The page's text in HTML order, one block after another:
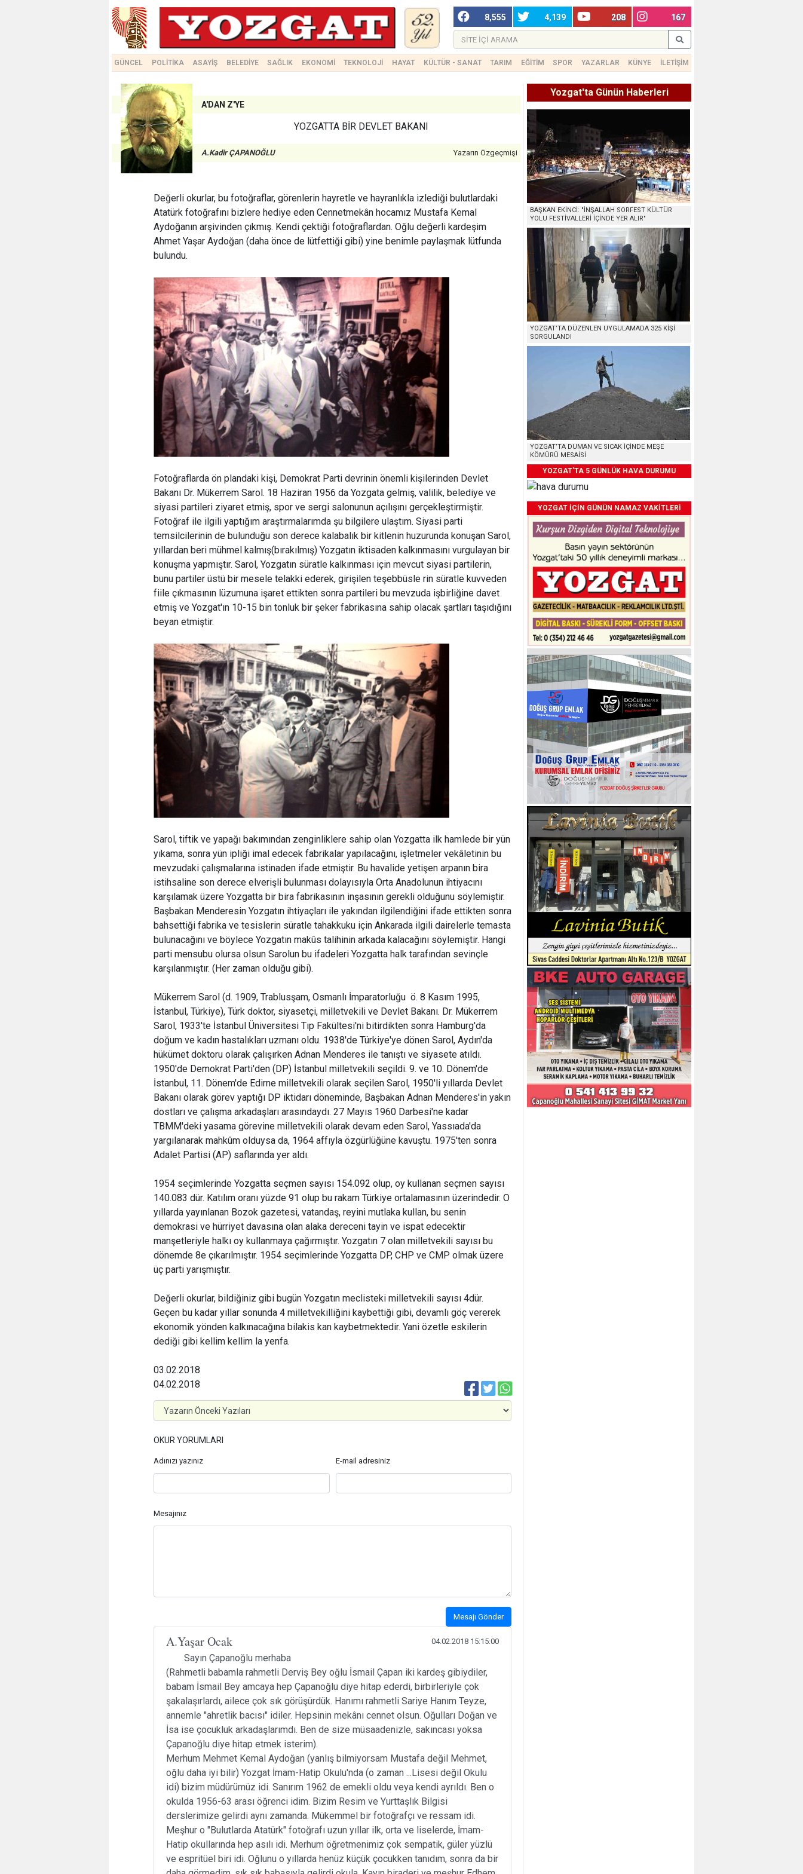
8,555 4,139 208 167
GÜNCEL POLİTİKA ASAYİŞ BELEDİYE SAĞLIK EKONOMİ TEKNOLOJİ HAYAT KÜLTÜR - SANAT TARIM EĞİTİM SPOR YAZARLAR KÜNYE İLETİŞİM
A'DAN Z'YE
YOZGATTA BİR DEVLET BAKANI
A.Kadir ÇAPANOĞLU Yazarın Özgeçmişi
Değerli okurlar, bu fotoğraflar, görenlerin hayretle ve hayranlıkla izlediği bulutlardaki
Atatürk fotoğrafını bizlere hediye eden Cennetmekân hocamız Mustafa Kemal
Aydoğanın arşivinden çıkmış. Kendi çektiği fotoğraflardan. Oğlu değerli kardeşim
Ahmet Yaşar Aydoğan (daha önce de lütfettiği gibi) yine benimle paylaşmak lütfunda
bulundu.
Fotoğraflarda ön plandaki kişi, Demokrat Parti devrinin önemli kişilerinden Devlet
Bakanı Dr. Mükerrem Sarol. 18 Haziran 1956 da Yozgata gelmiş, valilik, belediye ve
siyasi partileri ziyaret etmiş, spor ve sergi salonunun açılışını gerçekleştirmiştir.
Fotoğraf ile ilgili yaptığım araştırmalarımda şu bilgilere ulaştım. Siyasi parti
temsilcilerinin de bulunduğu son derece kalabalık bir kitlenin huzurunda konuşan Sarol,
yıllardan beri mühmel kalmış(bırakılmış) Yozgatın iktisaden kalkınmasını vurgulayan bir
konuşma yapmıştır. Sarol, Yozgatın süratle kalkınması için mevcut siyasi partilerin,
bunu partiler üstü bir mesele telakki ederek, girişilen teşebbüsle rin süratle kuvveden
fiile çıkmasının lüzumuna işaret ettikten sonra partileri bu mevzuda işbirliğine davet
etmiş ve Yozgat'ın 10-15 bin tonluk bir şeker fabrikasına sahip olacak şartları taşıdığını
beyan etmiştir.
Sarol, tiftik ve yapağı bakımından zenginliklere sahip olan Yozgatta ilk hamlede bir yün
yıkama, sonra yün ipliği imal edecek fabrikalar yapılacağını, işletmeler vekâletinin bu
mevzudaki çalışmalarına istinaden ifade etmiştir. Bu havalide yetişen arpanın bira
istihsaline son derece elverişli bulunması dolayısıyla Orta Anadolunun ihtiyacını
karşılamak üzere Yozgatta bir bira fabrikasının inşasının gerekli olduğunu söylemiştir.
Başbakan Menderesin Yozgatın ihtiyaçları ile yakından ilgilendiğini ifade ettikten sonra
bahsettiği fabrika ve tesislerin süratle tahakkuku için Ankarada ilgili dairelerle temasta
bulunacağını ve böylece Yozgatın makûs talihinin arkada kalacağını söylemiştir. Hangi
parti mensubu olursa olsun Sarolun bu ifadeleri Yozgatta halk tarafından sevinçle
karşılanmıştır. (Her zaman olduğu gibi).
Mükerrem Sarol (d. 1909, Trablusşam, Osmanlı İmparatorluğu  ö. 8 Kasım 1995,
İstanbul, Türkiye), Türk doktor, siyasetçi, milletvekili ve Devlet Bakanı. Dr. Mükerrem
Sarol, 1933'te İstanbul Üniversitesi Tıp Fakültesi'ni bitirdikten sonra Hamburg'da
doğum ve kadın hastalıkları uzmanı oldu. 1938'de Türkiye'ye dönen Sarol, Aydın'da
hükümet doktoru olarak çalışırken Adnan Menderes ile tanıştı ve siyasete atıldı.
1950'de Demokrat Parti'den (DP) İstanbul milletvekili seçildi. 9. ve 10. Dönem'de
İstanbul, 11. Dönem'de Edirne milletvekili olarak seçilen Sarol, 1950'li yıllarda Devlet
Bakanı olarak görev yaptığı DP iktidarı döneminde, Başbakan Adnan Menderes'in yakın
dostları ve çalışma arkadaşları arasındaydı. 27 Mayıs 1960 Darbesi'ne kadar
TBMM'deki yasama görevine milletvekili olarak devam eden Sarol, Yassıada'da
yargılanarak mahkûm olduysa da, 1964 affıyla özgürlüğüne kavuştu. 1975'ten sonra
Adalet Partisi (AP) saflarında yer aldı.
1954 seçimlerinde Yozgatta seçmen sayısı 154.092 olup, oy kullanan seçmen sayısı
140.083 dür. Katılım oranı yüzde 91 olup bu rakam Türkiye ortalamasının üzerindedir. O
yıllarda yayınlanan Bozok gazetesi, vatandaş, reyini mutlaka kullan, bu senin
demokrasi ve hürriyet davasına olan alaka dereceni tayin ve ispat edecektir
manşetleriyle halkı oy kullanmaya çağırmıştır. Yozgatın 7 olan milletvekili sayısı bu
dönemde 8e çıkarılmıştır. 1954 seçimlerinde Yozgatta DP, CHP ve CMP olmak üzere
üç parti yarışmıştır.
Değerli okurlar, bildiğiniz gibi bugün Yozgatın meclisteki milletvekili sayısı 4dür.
Geçen bu kadar yıllar sonunda 4 milletvekilliğini kaybettiği gibi, devamlı göç vererek
ekonomik yönden kalkınacağına bilakis kan kaybetmektedir. Yani özetle eskilerin
dediği gibi kellim kellim la yenfa.
03.02.2018
04.02.2018
OKUR YORUMLARI
Adınızı yazınız E-mail adresiniz
Mesajınız
Mesajı Gönder
A.Yaşar Ocak 04.02.2018 15:15:00
Sayın Çapanoğlu merhaba
(Rahmetli babamla rahmetli Derviş Bey oğlu İsmail Çapan iki kardeş gibiydiler,
babam İsmail Bey amcaya hep Çapanoğlu diye hitap ederdi, birbirleriyle çok
şakalaşırlardı, ailece çok sık görüşürdük. Hanımı rahmetli Sariye Hanım Teyze,
annemle "ahretlik bacısı" idiler. Hepsinin mekânı cennet olsun. Oğulları Doğan ve
İsa ise çocukluk arkadaşlarımdı. Ben de size müsaadenizle, sakıncası yoksa
Çapanoğlu diye hitap etmek isterim).
Merhum Mehmet Kemal Aydoğan (yanlış bilmiyorsam Mustafa değil Mehmet,
oğlu daha iyi bilir) Yozgat İmam-Hatip Okulu'nda (o zaman ...Lisesi değil Okulu
idi) bizim müdürümüz idi. Sanırım 1962 de emekli oldu veya kendi ayrıldı. Ben o
okulda 1956-63 arası öğrenci idim. Bizim Resim ve Yurttaşlık Bilgisi
derslerimize gelirdi aynı zamanda. Mükemmel bir fotoğrafçı ve ressam idi.
Meşhur o "Bulutlarda Atatürk" fotoğrafı uzun yıllar ilk, orta ve liselerde, İmam-
Hatip okullarında hep asılı idi. Merhum öğretmenimiz çok sempatik, güler yüzlü
ve espritüel biri idi. Oğlunu o yıllarda henüz küçük çocukken tanıdım, sonra da bir
Yozgat'ta Günün Haberleri
BAŞKAN EKİNCİ: "İNŞALLAH SORFEST KÜLTÜR
YOLU FESTİVALLERİ İÇİNDE YER ALIR"
YOZGAT’TA DÜZENLEN UYGULAMADA 325 KİŞİ
SORGULANDI
YOZGAT’TA DUMAN VE SICAK İÇİNDE MEŞE
KÖMÜRÜ MESAİSİ
YOZGAT'TA 5 GÜNLÜK HAVA DURUMU
YOZGAT İÇİN GÜNÜN NAMAZ VAKİTLERİ